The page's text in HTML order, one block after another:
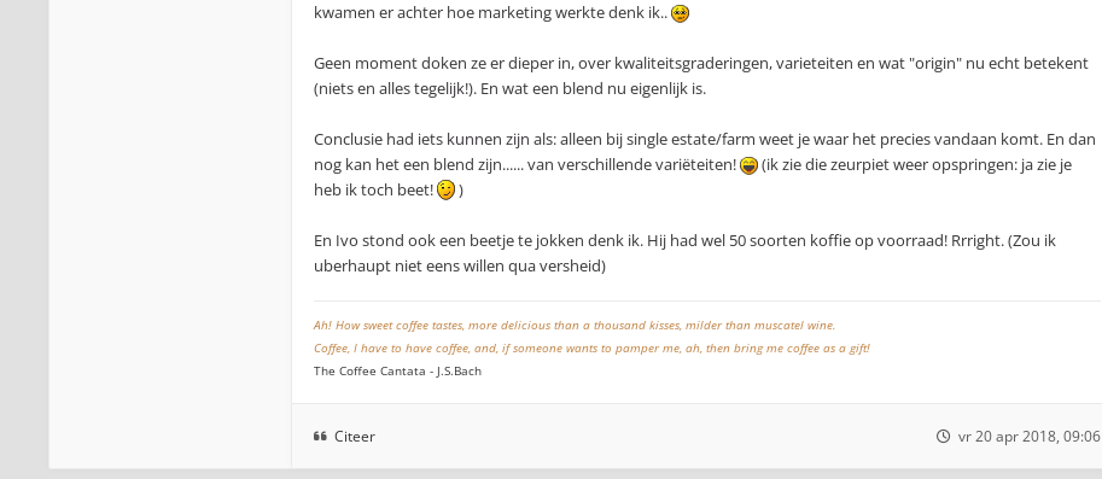
kwamen er achter hoe marketing werkte denk ik..
Geen moment doken ze er dieper in, over kwaliteitsgraderingen, varieteiten en wat "origin" nu echt betekent
(niets en alles tegelijk!). En wat een blend nu eigenlijk is.
Conclusie had iets kunnen zijn als: alleen bij single estate/farm weet je waar het precies vandaan komt. En dan
nog kan het een blend zijn...... van verschillende variëteiten!
(ik zie die zeurpiet weer opspringen: ja zie je
heb ik toch beet!
)
En Ivo stond ook een beetje te jokken denk ik. Hij had wel 50 soorten koffie op voorraad! Rrright. (Zou ik
uberhaupt niet eens willen qua versheid)
Ah! How sweet coffee tastes, more delicious than a thousand kisses, milder than muscatel wine.
Coffee, I have to have coffee, and, if someone wants to pamper me, ah, then bring me coffee as a gift!
The Coffee Cantata - J.S.Bach
Citeer vr 20 apr 2018, 09:06